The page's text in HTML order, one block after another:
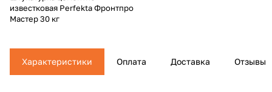
известковая Perfekta Фронтпро
Мастер 30 кг
Характеристики Оплата Доставка Отзывы